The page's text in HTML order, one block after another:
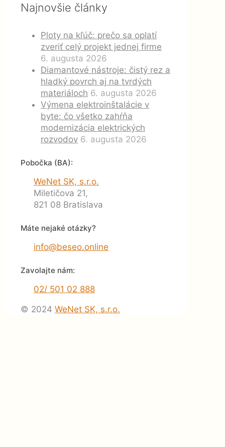
Najnovšie články
Ploty na kľúč: prečo sa oplatí
zveriť celý projekt jednej firme
6. augusta 2026
Diamantové nástroje: čistý rez a
hladký povrch aj na tvrdých
materiáloch 6. augusta 2026
Výmena elektroinštalácie v
byte: čo všetko zahŕňa
modernizácia elektrických
rozvodov 6. augusta 2026
Pobočka (BA):
WeNet SK, s.r.o.
Miletičova 21,
821 08 Bratislava
Máte nejaké otázky?
info@beseo.online
Zavolajte nám:
02/ 501 02 888
© 2024 WeNet SK, s.r.o.